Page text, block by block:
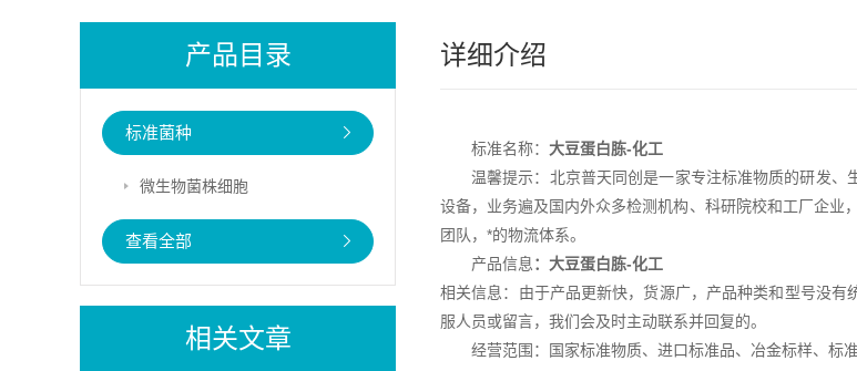
产品目录
标准菌种
微生物菌株细胞
查看全部
相关文章
详细介绍
标准名称： 大豆蛋白胨-化工
温馨提示：北京普天同创是一家专注标准物质的研发
设备，业务遍及国内外众多检测机构、科研院校和工厂企业
团队，*的物流体系。
产品信息 ： 大豆蛋白胨-化工
相关信息：由于产品更新快，货源广，产品种类和型号没
服人员或留言，我们会及时主动联系并回复的。
经营范围：国家标准物质、进口标准品、冶金标样、标